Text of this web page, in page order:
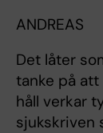
ANDREAS
Det låter
tanke på
håll verkar
sjukskriven